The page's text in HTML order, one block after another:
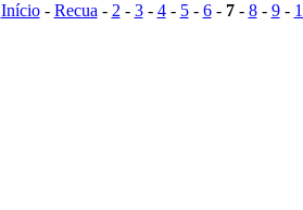
Início- Recua- 2- 3- 4- 5- 6- 7- 8- 9-